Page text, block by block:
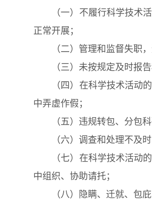
（一）不履行科学技术活
正常开展；
（二）管理和监督失职，
（三）未按规定及时报告
（四）在科学技术活动的
中弄虚作假；
（五）违规转包、分包科
（六）调查和处理不及时
（七）在科学技术活动的
中组织、协助请托；
（八）隐瞒、迁就、包庇